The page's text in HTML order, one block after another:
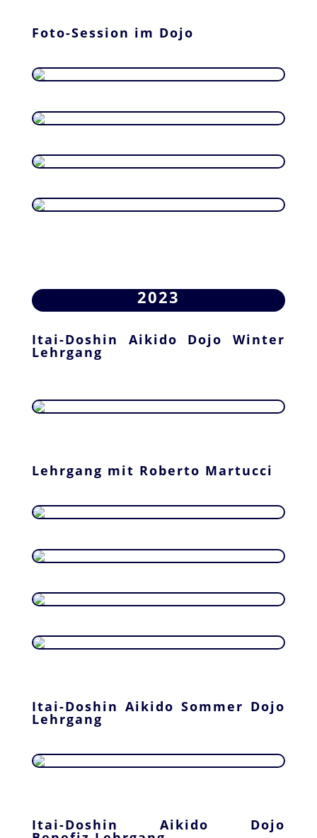
Foto-Session im Dojo
2023
Itai-Doshin Aikido Dojo Winter
Lehrgang
Lehrgang mit Roberto Martucci
Itai-Doshin Aikido Sommer Dojo
Lehrgang
Itai-Doshin Aikido Dojo